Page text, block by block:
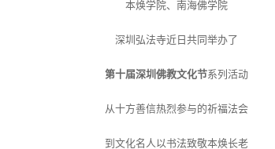
本焕学院、南海佛学院
深圳弘法寺近日共同举办了
第十届深圳佛教文化节系列活动
从十方善信热烈参与的祈福法会
到文化名人以书法致敬本焕长老